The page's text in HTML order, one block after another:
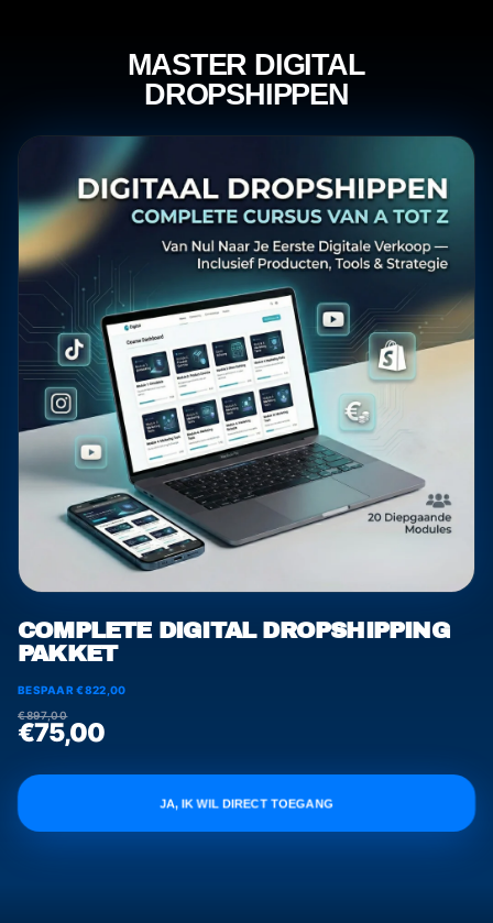
MASTER DIGITAL
DROPSHIPPEN
COMPLETE DIGITAL DROPSHIPPING
PAKKET
BESPAAR €822,00
€897,00
€75,00
JA, IK WIL DIRECT TOEGANG